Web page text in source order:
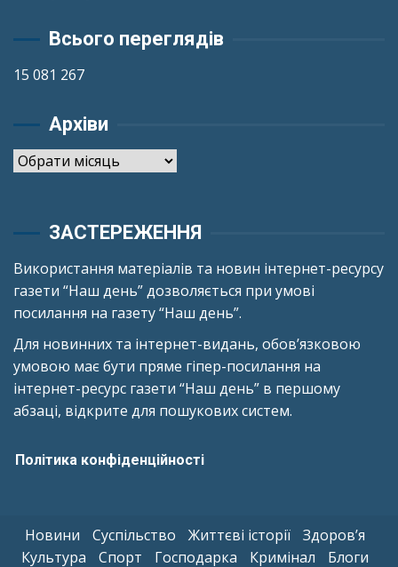
Всього переглядів
15 081 267
Архіви
Архіви
ЗАСТЕРЕЖЕННЯ
Використання матеріалів та новин інтернет-ресурсу
газети “Наш день” дозволяється при умові
посилання на газету “Наш день”.
Для новинних та інтернет-видань, обов’язковою
умовою має бути пряме гіпер-посилання на
інтернет-ресурс газети “Наш день” в першому
абзаці, відкрите для пошукових систем.
Політика конфіденційності
Новини Суспільство Життєві історії
Здоров’я
Культура
Спорт Господарка Кримінал Блоги